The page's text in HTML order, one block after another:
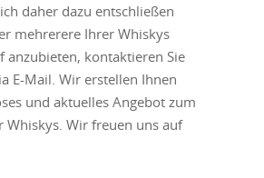
daher dazu entschließen
mehrerere Ihrer Whiskys
anzubieten, kontaktieren Sie
E-Mail. Wir erstellen Ihnen
und aktuelles Angebot zum
Whiskys. Wir freuen uns auf